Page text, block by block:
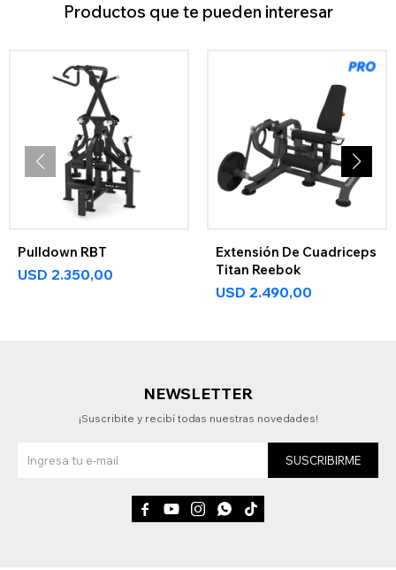
Productos que te pueden interesar
Pulldown RBT
USD 2.350,00
Extensión De Cuadriceps
Titan Reebok
USD 2.490,00
NEWSLETTER
¡Suscribite y recibí todas nuestras novedades!
SUSCRIBIRME
    